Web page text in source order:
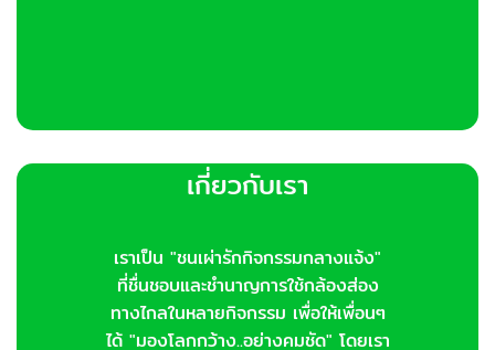
เกี่ยวกับเรา
เราเป็น "ชนเผ่ารักกิจกรรมกลางแจ้ง"
ที่ชื่นชอบและชำนาญการใช้กล้องส่อง
ทางไกลในหลายกิจกรรม เพื่อให้เพื่อนๆ
ได้ "มองโลกกว้าง..อย่างคมชัด" โดยเรา